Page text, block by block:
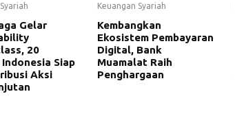
Gelar
20
Siap
Aksi
Keuangan Syariah
Kembangkan
Ekosistem Pembayaran
Digital, Bank
Muamalat Raih
Penghargaan